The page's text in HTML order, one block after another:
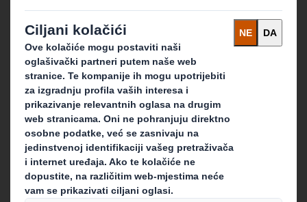
O kompaniji International Paper
O integraciji kompanija IP i DS Smith
Održivost
Mediji
Karijera
Što radimo